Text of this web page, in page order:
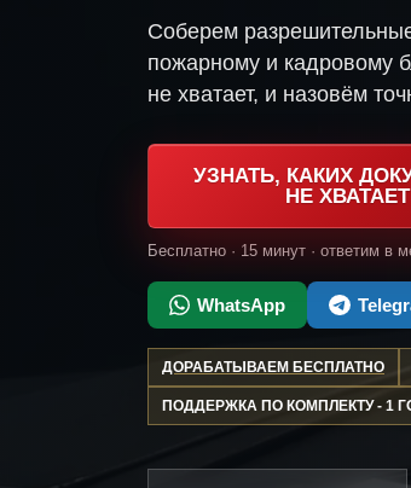
Соберем
пожарному и кадровому
не хватает, и назовём
УЗНАТЬ, КАКИХ
НЕ ХВАТАЕТ
Бесплатно · 15 минут · ответим в
WhatsApp
ДОРАБАТЫВАЕМ БЕСПЛАТНО
ПОДДЕРЖКА ПО КОМПЛЕКТУ - 1